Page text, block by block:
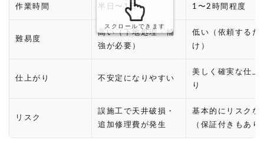
作業時間 半日〜1日 1〜2時間程度
難易度
高い（下地処理・補
強が必要）
低い（依頼するだ
け）
仕上がり 不安定になりやすい
美しく確実な仕上
り
リスク
誤施工で天井破損・
追加修理費が発生
基本的にリスクな
（保証付きもあり
スクロールできます